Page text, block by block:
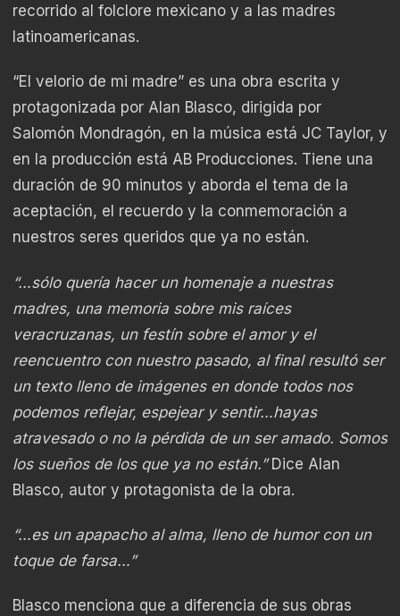
recorrido al folclore mexicano y a las madres
latinoamericanas.
“El velorio de mi madre” es una obra escrita y
protagonizada por Alan Blasco, dirigida por
Salomón Mondragón, en la música está JC Taylor, y
en la producción está AB Producciones. Tiene una
duración de 90 minutos y aborda el tema de la
aceptación, el recuerdo y la conmemoración a
nuestros seres queridos que ya no están.
“…sólo quería hacer un homenaje a nuestras
madres, una memoria sobre mis raíces
veracruzanas, un festín sobre el amor y el
reencuentro con nuestro pasado, al final resultó ser
un texto lleno de imágenes en donde todos nos
podemos reflejar, espejear y sentir…hayas
atravesado o no la pérdida de un ser amado. Somos
los sueños de los que ya no están.”Dice Alan
Blasco, autor y protagonista de la obra.
“…es un apapacho al alma, lleno de humor con un
toque de farsa…”
Blasco menciona que a diferencia de sus obras